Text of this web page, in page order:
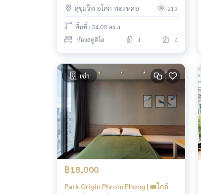
สุขุมวิท อโศก ทองหล่อ 219
พื้นที่ : 34.00 ตร.ม.
ห้องสตูดิโอ
1 4
เช่า
฿18,000
Park Origin Phrom Phong | 🚝ใกล้